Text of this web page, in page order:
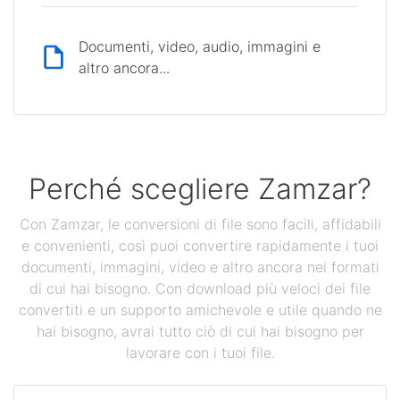
Documenti, video, audio, immagini e
altro ancora...
Perché scegliere Zamzar?
Con Zamzar, le conversioni di file sono facili, affidabili
e convenienti, così puoi convertire rapidamente i tuoi
documenti, immagini, video e altro ancora nei formati
di cui hai bisogno. Con download più veloci dei file
convertiti e un supporto amichevole e utile quando ne
hai bisogno, avrai tutto ciò di cui hai bisogno per
lavorare con i tuoi file.